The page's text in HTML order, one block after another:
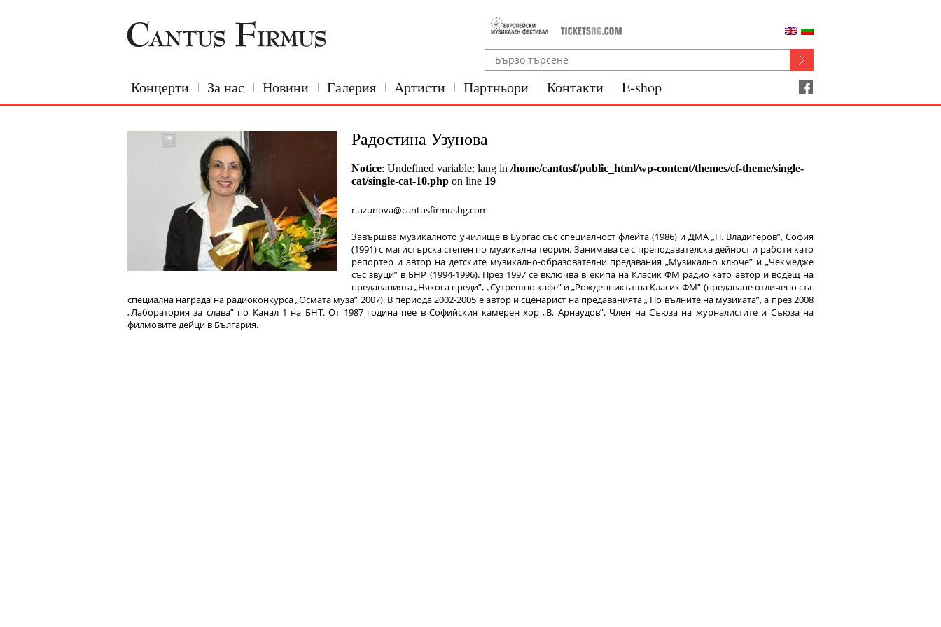
Концерти За нас Новини Галерия Артисти Партньори Контакти E-shop
Радостина Узунова
Notice: Undefined variable: lang in /home/cantusf/public_html/wp-content/themes/cf-theme/single-
cat/single-cat-10.php on line 19
r.uzunova@cantusfirmusbg.com
Завършва музикалното училище в Бургас със специалност флейта (1986) и ДМА „П. Владигеров”, София
(1991) с магистърска степен по музикална теория. Занимава се с преподавателска дейност и работи като
репортер и автор на детските музикално-образователни предавания „Музикално ключе” и „Чекмедже
със звуци” в БНР (1994-1996). През 1997 се включва в екипа на Класик ФМ радио като автор и водещ на
предаванията „Някога преди”, „Сутрешно кафе” и „Рожденникът на Класик ФМ” (предаване отличено със
специална награда на радиоконкурса „Осмата муза” 2007). В периода 2002-2005 е автор и сценарист на предаванията „ По вълните на музиката”, а през 2008
„Лаборатория за слава” по Канал 1 на БНТ. От 1987 година пее в Софийския камерен хор „В. Арнаудов”. Член на Съюза на журналистите и Съюза на
филмовите дейци в България.